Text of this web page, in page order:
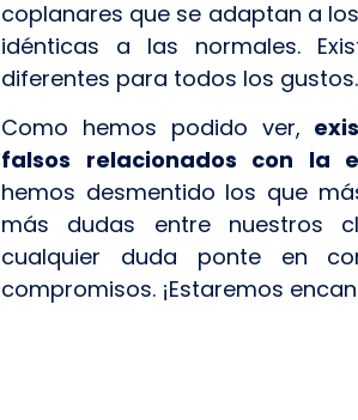
coplanares que se adaptan a
idénticas a las normales.
diferentes para todos los gustos.
Como hemos podido ver,
falsos relacionados con la
hemos desmentido los que
más dudas entre nuestros
cualquier duda ponte en
compromisos. ¡Estaremos